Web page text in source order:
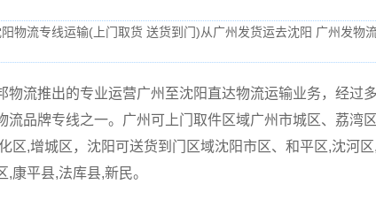
物流专线运输(上门取货 送货到门)从广州发货运去沈阳 广州发物
物流推出的专业运营广州至沈阳直达物流运输业务，经过
流品牌专线之一。广州可上门取件区域广州市城区、荔湾
区,增城区，沈阳可送货到门区域沈阳市区、和平区,沈河
康平县,法库县,新民。